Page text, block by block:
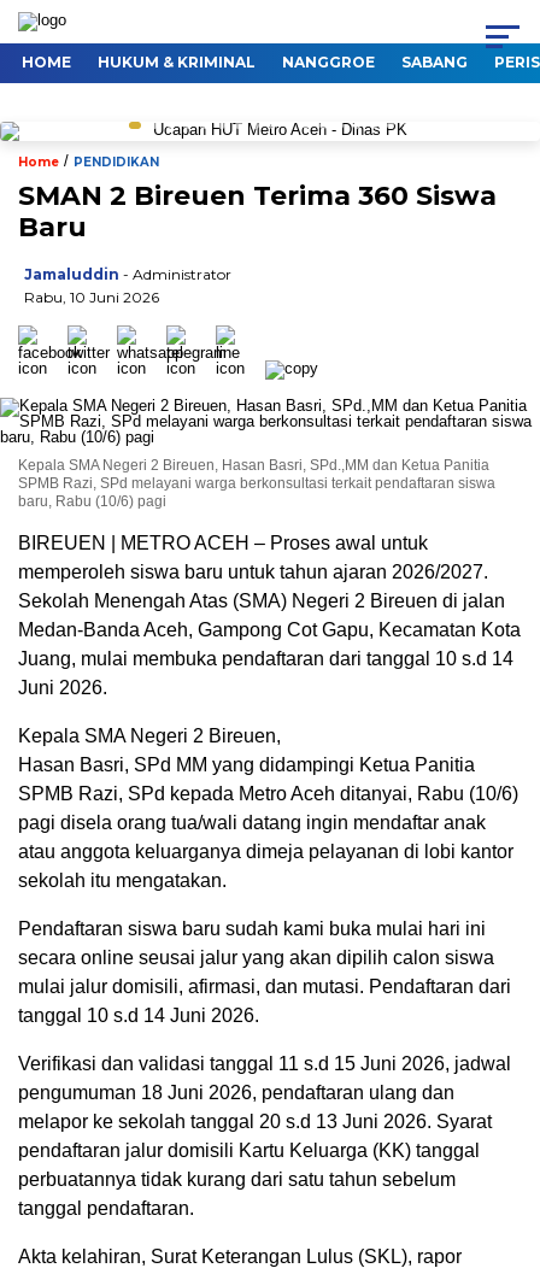
HOME HUKUM & KRIMINAL NANGGROE SABANG
Home / PENDIDIKAN
SMAN 2 Bireuen Terima 360 Siswa
Baru
Jamaluddin - Administrator
Rabu, 10 Juni 2026
Kepala SMA Negeri 2 Bireuen, Hasan Basri, SPd.,MM dan Ketua Panitia
SPMB Razi, SPd melayani warga berkonsultasi terkait pendaftaran siswa
baru, Rabu (10/6) pagi
BIREUEN | METRO ACEH – Proses awal untuk
memperoleh siswa baru untuk tahun ajaran 2026/2027.
Sekolah Menengah Atas (SMA) Negeri 2 Bireuen di jalan
Medan-Banda Aceh, Gampong Cot Gapu, Kecamatan Kota
Juang, mulai membuka pendaftaran dari tanggal 10 s.d 14
Juni 2026.
Kepala SMA Negeri 2 Bireuen,
Hasan Basri, SPd MM yang didampingi Ketua Panitia
SPMB Razi, SPd kepada Metro Aceh ditanyai, Rabu (10/6)
pagi disela orang tua/wali datang ingin mendaftar anak
atau anggota keluarganya dimeja pelayanan di lobi kantor
sekolah itu mengatakan.
Pendaftaran siswa baru sudah kami buka mulai hari ini
secara online seusai jalur yang akan dipilih calon siswa
mulai jalur domisili, afirmasi, dan mutasi. Pendaftaran dari
tanggal 10 s.d 14 Juni 2026.
Verifikasi dan validasi tanggal 11 s.d 15 Juni 2026, jadwal
pengumuman 18 Juni 2026, pendaftaran ulang dan
melapor ke sekolah tanggal 20 s.d 13 Juni 2026. Syarat
pendaftaran jalur domisili Kartu Keluarga (KK) tanggal
perbuatannya tidak kurang dari satu tahun sebelum
tanggal pendaftaran.
Akta kelahiran, Surat Keterangan Lulus (SKL), rapor